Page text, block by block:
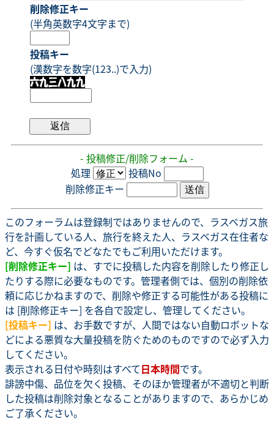
削除修正キー
(半角英数字4文字まで)
投稿キー
(漢数字を数字(123..)で入力)
- 投稿修正/削除フォーム -
処理
投稿No
削除修正キー
このフォーラムは登録制ではありませんので、ラスベガス旅
行を計画している人、旅行を終えた人、ラスベガス在住者な
ど、今すぐ仮名でどなたでもご利用いただけます。
[削除修正キー] は、すでに投稿した内容を削除したり修正し
たりする際に必要なものです。管理者側では、個別の削除依
頼に応じかねますので、削除や修正する可能性がある投稿に
は [削除修正キー] を各自で設定し、管理してください。
[投稿キー] は、お手数ですが、人間ではない自動ロボットな
どによる悪質な大量投稿を防ぐためのものですので必ず入力
してください。
表示される日付や時刻はすべて日本時間です。
誹謗中傷、品位を欠く投稿、そのほか管理者が不適切と判断
した投稿は削除対象となることがありますので、あらかじめ
ご了承ください。